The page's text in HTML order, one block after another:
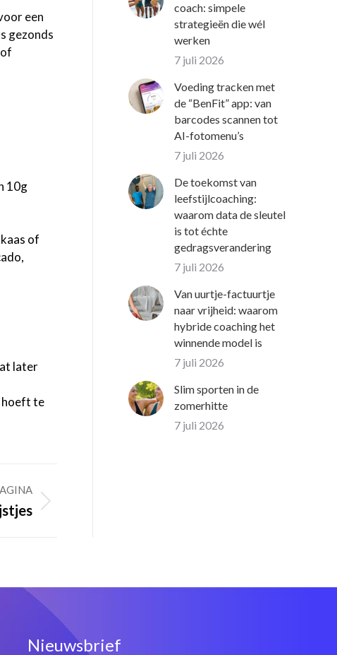
een
gezonds
10g
of
later
hoeft te
coach: simpele
strategieën die wél
werken
7 juli 2026
Voeding tracken met
de “BenFit” app: van
barcodes scannen tot
AI-fotomenu’s
7 juli 2026
De toekomst van
leefstijlcoaching:
waarom data de sleutel
is tot échte
gedragsverandering
7 juli 2026
Van uurtje-factuurtje
naar vrijheid: waarom
hybride coaching het
winnende model is
7 juli 2026
Slim sporten in de
zomerhitte
7 juli 2026
Nieuwsbrief